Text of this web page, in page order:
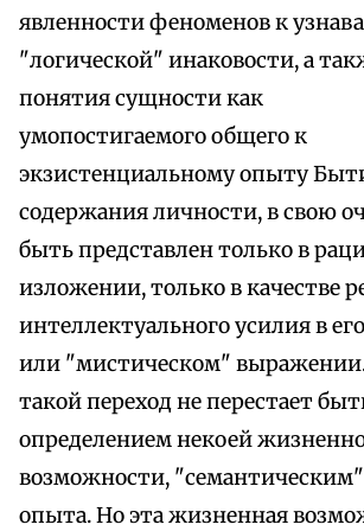
явленности феноменов к
"логической" инаковости, а
понятия сущности как
умопостигаемого общего к
экзистенциальному опыту
содержания личности, в свою
быть представлен только в
изложении, только в качестве
интеллектуального усилия в
или "мистическом"
такой переход не перестает
определением некоей
возможности,
опыта. Но эта жизненная